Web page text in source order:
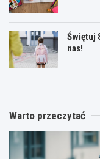
Świętuj
nas!
Warto przeczytać